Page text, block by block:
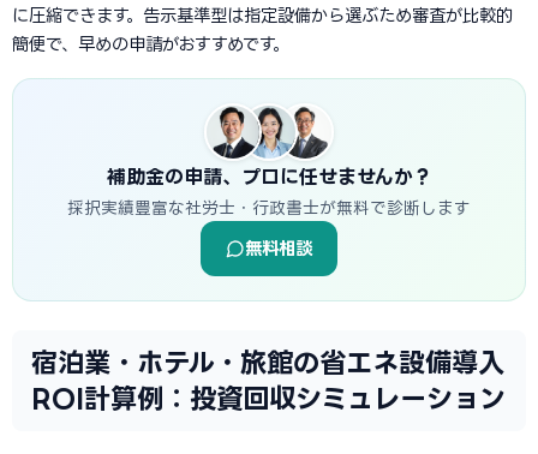
に圧縮できます。告示基準型は指定設備から選ぶため審査が比較的
簡便で、早めの申請がおすすめです。
補助金の申請、プロに任せませんか？
採択実績豊富な社労士・行政書士が無料で診断します
無料相談
宿泊業・ホテル・旅館の省エネ設備導入
ROI計算例：投資回収シミュレーション